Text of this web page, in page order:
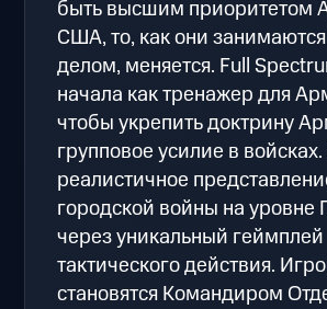
быть высшим приоритетом
США, то, как они
делом, меняется. Full
начала как тренажер для
чтобы укрепить доктрину
групповое усилие в
реалистичное
городской войны на уровне
через уникальный геймплей
тактического действия.
становятся Командиром